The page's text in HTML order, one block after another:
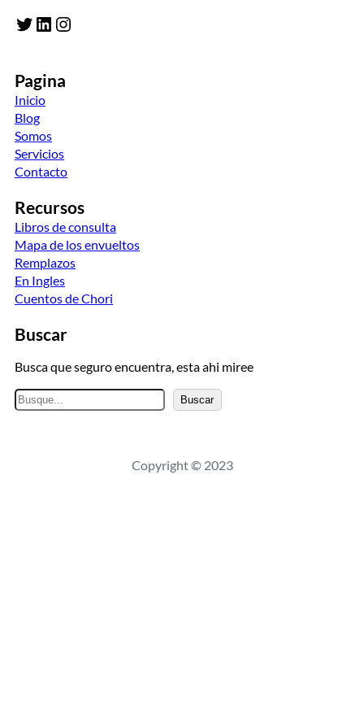
Twitter LinkedIn Instagram
Pagina
Inicio
Blog
Somos
Servicios
Contacto
Recursos
Libros de consulta
Mapa de los envueltos
Remplazos
En Ingles
Cuentos de Chori
Buscar
Busca que seguro encuentra, esta ahi miree
B
u
a
Buscar
Copyright © 2023